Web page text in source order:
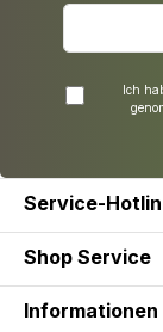
Ich
Service-
Shop Service
Informationen